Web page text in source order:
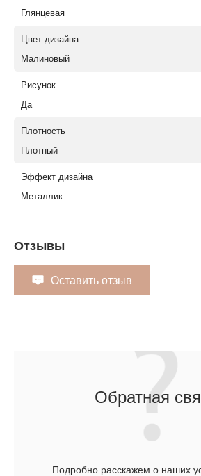
Глянцевая
Цвет дизайна
Малиновый
Рисунок
Да
Плотность
Плотный
Эффект дизайна
Металлик
Отзывы
Оставить отзыв
Обратная
Подробно расскажем о наших